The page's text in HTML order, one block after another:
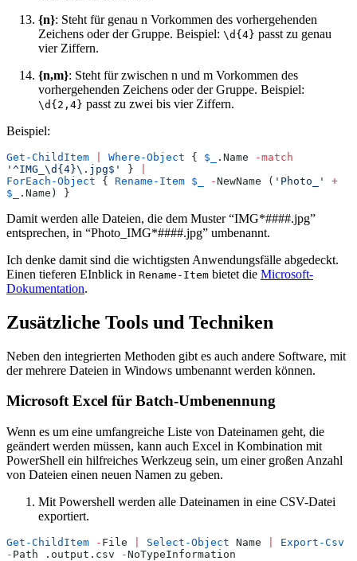
{n}: Steht für genau n Vorkommen des vorhergehenden
Zeichens oder der Gruppe. Beispiel: \d{4} passt zu genau
vier Ziffern.
{n,m}: Steht für zwischen n und m Vorkommen des
vorhergehenden Zeichens oder der Gruppe. Beispiel:
\d{2,4} passt zu zwei bis vier Ziffern.
Beispiel:
Get-ChildItem Where-Object { $_ .Name
-match
' ^IMG_\d{4}\.jpg$ ' }
ForEach-Object { Rename-Item $_ -NewName ( ' Photo_ '
+
$_
.Name) }
Damit werden alle Dateien, die dem Muster “IMG*####.jpg”
entsprechen, in “Photo_IMG*####.jpg” umbenannt.
Ich denke damit sind die wichtigsten Anwendungsfälle abgedeckt.
Einen tieferen EInblick in Rename-Item bietet die Microsoft-
Dokumentation.
Zusätzliche Tools und Techniken
Neben den integrierten Methoden gibt es auch andere Software, mit
der mehrere Dateien in Windows umbenannt werden können.
Microsoft Excel für Batch-Umbenennung
Wenn es um eine umfangreiche Liste von Dateinamen geht, die
geändert werden müssen, kann auch Excel in Kombination mit
PowerShell ein hilfreiches Werkzeug sein, um einer großen Anzahl
von Dateien einen neuen Namen zu geben.
Mit Powershell werden alle Dateinamen in eine CSV-Datei
exportiert.
Get-ChildItem - File Select-Object Name
Export-Csv
- Path .output.csv -NoTypeInformation